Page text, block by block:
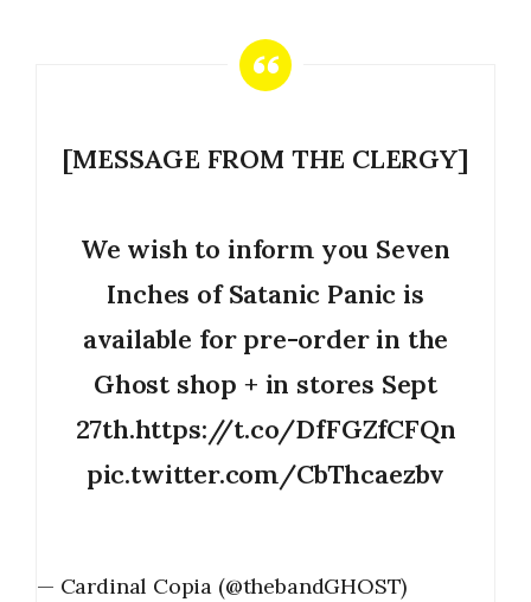
[MESSAGE FROM THE CLERGY]
We wish to inform you Seven
Inches of Satanic Panic is
available for pre-order in the
Ghost shop + in stores Sept
27th.https://t.co/DfFGZfCFQn
pic.twitter.com/CbThcaezbv
— Cardinal Copia (@thebandGHOST)